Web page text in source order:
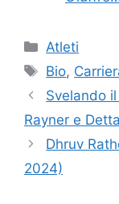
Categories
Atleti
Tags
Bio,
Svelando
Rayner e
Dhruv
2024)